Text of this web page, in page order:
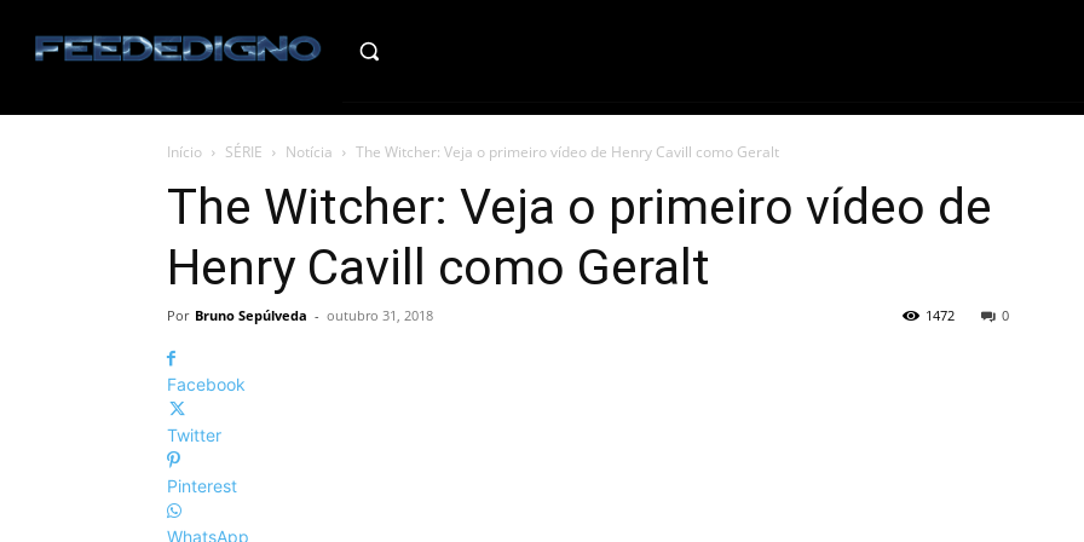
Início SÉRIE Notícia The Witcher: Veja o primeiro vídeo de Henry Cavill como Geralt
The Witcher: Veja o primeiro vídeo de
Henry Cavill como Geralt
Por Bruno Sepúlveda - outubro 31, 2018 0
1472
Facebook
Twitter
Pinterest
WhatsApp